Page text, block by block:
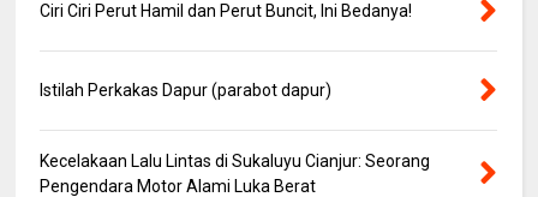
Ciri Ciri Perut Hamil dan Perut Buncit, Ini Bedanya!
Istilah Perkakas Dapur (parabot dapur)
Kecelakaan Lalu Lintas di Sukaluyu Cianjur: Seorang
Pengendara Motor Alami Luka Berat